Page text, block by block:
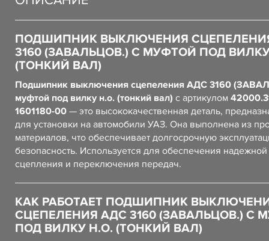
ПОДШИПНИК ВЫКЛЮЧЕНИЯ
3160 (ЗАВАЛЬЦОВ.) С МУФТОЙ ПОД
(ТОНКИЙ ВАЛ)
Подшипник выключения сцепеления АДС 3160
муфтой под вилку н.о. (тонкий вал) с артикулом
1601180-00 — это высококачественная деталь,
для установки на автомобили УАЗ. Она выполнена из
материалов, что обеспечивает долгосрочную
безопасность. Используется для обеспечения
сцепления и переключения передач.
КАК РАБОТАЕТ ПОДШИПНИК
СЦЕПЕЛЕНИЯ АДС 3160 (ЗАВАЛЬЦОВ.) С
ПОД ВИЛКУ Н.О. (ТОНКИЙ ВАЛ)